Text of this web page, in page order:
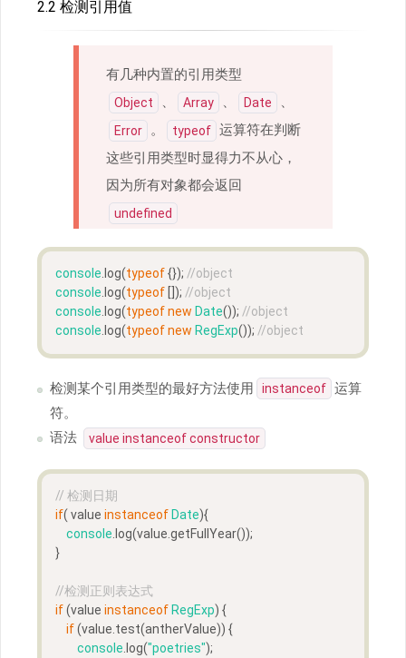
2.2 检测引用值
有几种内置的引用类型
Object Array Date
Error 。 typeof 运算符在判断
这些引用类型时显得力不从心，
因为所有对象都会返回
undefined
console .log(typeof {}); //object
console .log(typeof []); //object
console .log(typeof new Date()); //object
console .log(typeof new RegExp()); //object
检测某个引用类型的最好方法使用 instanceof 运算
符。
语法
value instanceof constructor
// 检测日期
if( value instanceof Date){
console.log(value.getFullYear());
}
//检测正则表达式
if (value instanceof RegExp) {
if (value.test(antherValue)) {
console.log("poetries");